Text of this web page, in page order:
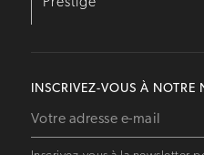
INSCRIVEZ-VOUS À NOTRE